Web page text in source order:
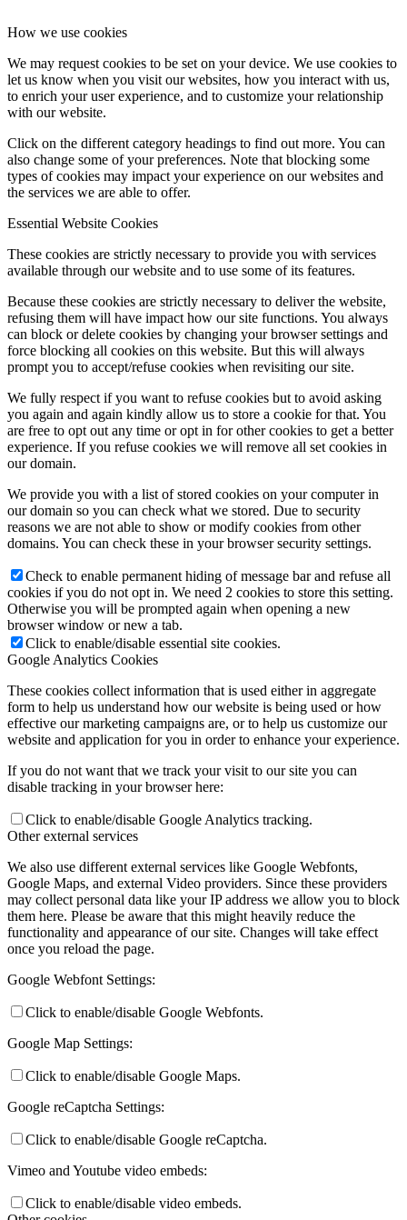
How we use cookies
We may request cookies to be set on your device. We use cookies to
let us know when you visit our websites, how you interact with us,
to enrich your user experience, and to customize your relationship
with our website.
Click on the different category headings to find out more. You can
also change some of your preferences. Note that blocking some
types of cookies may impact your experience on our websites and
the services we are able to offer.
Essential Website Cookies
These cookies are strictly necessary to provide you with services
available through our website and to use some of its features.
Because these cookies are strictly necessary to deliver the website,
refusing them will have impact how our site functions. You always
can block or delete cookies by changing your browser settings and
force blocking all cookies on this website. But this will always
prompt you to accept/refuse cookies when revisiting our site.
We fully respect if you want to refuse cookies but to avoid asking
you again and again kindly allow us to store a cookie for that. You
are free to opt out any time or opt in for other cookies to get a better
experience. If you refuse cookies we will remove all set cookies in
our domain.
We provide you with a list of stored cookies on your computer in
our domain so you can check what we stored. Due to security
reasons we are not able to show or modify cookies from other
domains. You can check these in your browser security settings.
Check to enable permanent hiding of message bar and refuse all
cookies if you do not opt in. We need 2 cookies to store this setting.
Otherwise you will be prompted again when opening a new
browser window or new a tab.
Click to enable/disable essential site cookies.
Google Analytics Cookies
These cookies collect information that is used either in aggregate
form to help us understand how our website is being used or how
effective our marketing campaigns are, or to help us customize our
website and application for you in order to enhance your experience.
If you do not want that we track your visit to our site you can
disable tracking in your browser here:
Click to enable/disable Google Analytics tracking.
Other external services
We also use different external services like Google Webfonts,
Google Maps, and external Video providers. Since these providers
may collect personal data like your IP address we allow you to block
them here. Please be aware that this might heavily reduce the
functionality and appearance of our site. Changes will take effect
once you reload the page.
Google Webfont Settings:
Click to enable/disable Google Webfonts.
Google Map Settings:
Click to enable/disable Google Maps.
Google reCaptcha Settings:
Click to enable/disable Google reCaptcha.
Vimeo and Youtube video embeds:
Click to enable/disable video embeds.